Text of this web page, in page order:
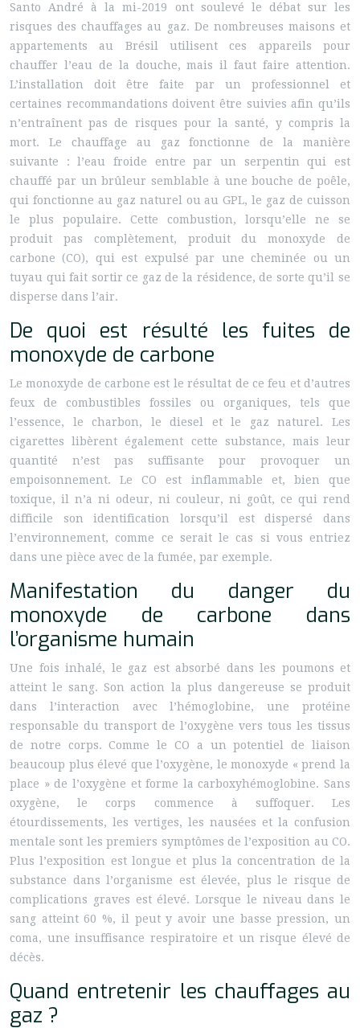
Santo André à la mi-2019 ont soulevé le débat sur les
risques des chauffages au gaz. De nombreuses maisons et
appartements au Brésil utilisent ces appareils pour
chauffer l’eau de la douche, mais il faut faire attention.
L’installation doit être faite par un professionnel et
certaines recommandations doivent être suivies afin qu’ils
n’entraînent pas de risques pour la santé, y compris la
mort. Le chauffage au gaz fonctionne de la manière
suivante : l’eau froide entre par un serpentin qui est
chauffé par un brûleur semblable à une bouche de poêle,
qui fonctionne au gaz naturel ou au GPL, le gaz de cuisson
le plus populaire. Cette combustion, lorsqu’elle ne se
produit pas complètement, produit du monoxyde de
carbone (CO), qui est expulsé par une cheminée ou un
tuyau qui fait sortir ce gaz de la résidence, de sorte qu’il se
disperse dans l’air.
De quoi est résulté les fuites de
monoxyde de carbone
Le monoxyde de carbone est le résultat de ce feu et d’autres
feux de combustibles fossiles ou organiques, tels que
l’essence, le charbon, le diesel et le gaz naturel. Les
cigarettes libèrent également cette substance, mais leur
quantité n’est pas suffisante pour provoquer un
empoisonnement. Le CO est inflammable et, bien que
toxique, il n’a ni odeur, ni couleur, ni goût, ce qui rend
difficile son identification lorsqu’il est dispersé dans
l’environnement, comme ce serait le cas si vous entriez
dans une pièce avec de la fumée, par exemple.
Manifestation du danger du
monoxyde de carbone dans
l’organisme humain
Une fois inhalé, le gaz est absorbé dans les poumons et
atteint le sang. Son action la plus dangereuse se produit
dans l’interaction avec l’hémoglobine, une protéine
responsable du transport de l’oxygène vers tous les tissus
de notre corps. Comme le CO a un potentiel de liaison
beaucoup plus élevé que l’oxygène, le monoxyde « prend la
place » de l’oxygène et forme la carboxyhémoglobine. Sans
oxygène, le corps commence à suffoquer. Les
étourdissements, les vertiges, les nausées et la confusion
mentale sont les premiers symptômes de l’exposition au CO.
Plus l’exposition est longue et plus la concentration de la
substance dans l’organisme est élevée, plus le risque de
complications graves est élevé. Lorsque le niveau dans le
sang atteint 60 %, il peut y avoir une basse pression, un
coma, une insuffisance respiratoire et un risque élevé de
décès.
Quand entretenir les chauffages au
gaz ?